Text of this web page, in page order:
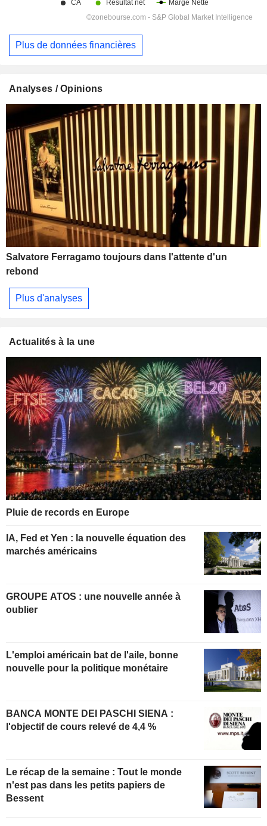
Plus de données financières
Analyses / Opinions
Salvatore Ferragamo toujours dans l'attente d'un
rebond
Plus d'analyses
Actualités à la une
Pluie de records en Europe
IA, Fed et Yen : la nouvelle équation des
marchés américains
GROUPE ATOS : une nouvelle année à
oublier
L'emploi américain bat de l'aile, bonne
nouvelle pour la politique monétaire
BANCA MONTE DEI PASCHI SIENA :
l'objectif de cours relevé de 4,4 %
Le récap de la semaine : Tout le monde
n'est pas dans les petits papiers de
Bessent